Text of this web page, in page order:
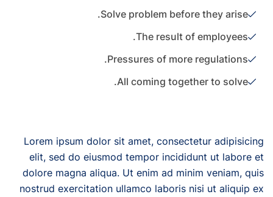
Solve problem before they arise.
The result of employees.
Pressures of more regulations.
All coming together to solve.
Lorem ipsum dolor sit amet, consectetur adipisicing
elit, sed do eiusmod tempor incididunt ut labore et
dolore magna aliqua. Ut enim ad minim veniam, quis
nostrud exercitation ullamco laboris nisi ut aliquip ex